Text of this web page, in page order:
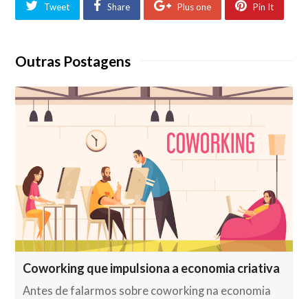
Tweet Share Plus one Pin It
Outras Postagens
Coworking que impulsiona a economia criativa
Antes de falarmos sobre coworking na economia